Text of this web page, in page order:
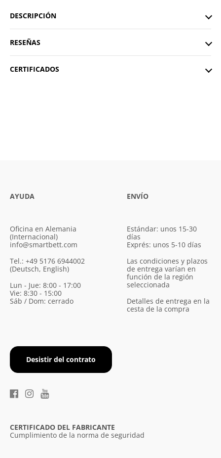
DESCRIPCIÓN
RESEÑAS
CERTIFICADOS
AYUDA
Oficina en Alemania
(Internacional)
info@smartbett.com
Tel.: +49 5176 6944002
(Deutsch, English)
Lun - Jue: 8:00 - 17:00
Vie: 8:30 - 15:00
Sáb / Dom: cerrado
Desistir del contrato
ENVÍO
Estándar: unos 15-30
días
Exprés: unos 5-10 días
Las condiciones y plazos
de entrega varían en
función de la región
seleccionada
Detalles de entrega en la
cesta de la compra
CERTIFICADO DEL FABRICANTE
Cumplimiento de la norma de seguridad